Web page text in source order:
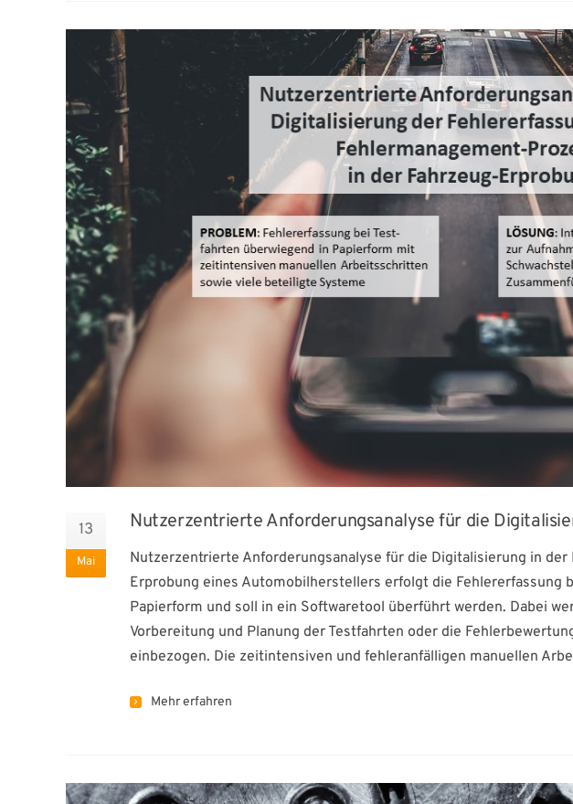
13
Mai
Nutzerzentrierte Anforderungsanalyse für die
Nutzerzentrierte Anforderungsanalyse für die Digitalisierung in
Erprobung eines Automobilherstellers erfolgt die Fehlererfassung
Papierform und soll in ein Softwaretool überführt werden. Dabei
Vorbereitung und Planung der Testfahrten oder die
einbezogen. Die zeitintensiven und fehleranfälligen manuellen
Mehr erfahren